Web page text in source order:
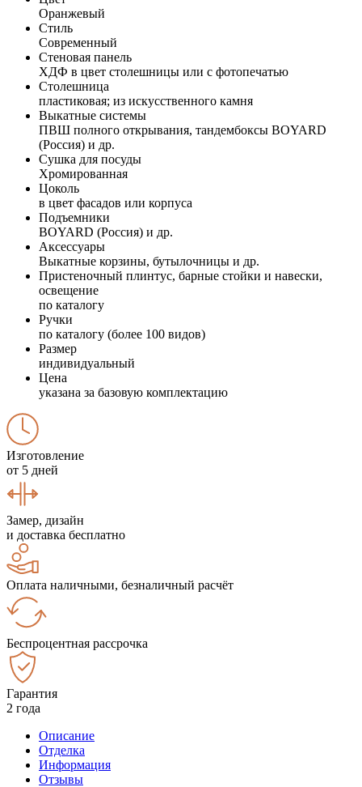
Оранжевый
Стиль
Современный
Стеновая панель
ХДФ в цвет столешницы или с фотопечатью
Столешница
пластиковая; из искусственного камня
Выкатные системы
ПВШ полного открывания, тандембоксы BOYARD
(Россия) и др.
Сушка для посуды
Хромированная
Цоколь
в цвет фасадов или корпуса
Подъемники
BOYARD (Россия) и др.
Аксессуары
Выкатные корзины, бутылочницы и др.
Пристеночный плинтус, барные стойки и навески,
освещение
по каталогу
Ручки
по каталогу (более 100 видов)
Размер
индивидуальный
Цена
указана за базовую комплектацию
Изготовление
от 5 дней
Замер, дизайн
и доставка бесплатно
Оплата наличными, безналичный расчёт
Беспроцентная рассрочка
Гарантия
2 года
Описание
Отделка
Информация
Отзывы